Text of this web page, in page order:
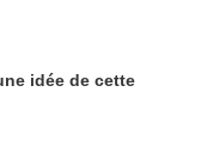
idée de cette